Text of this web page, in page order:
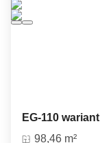
EG-110 wariant I
98,46 m²